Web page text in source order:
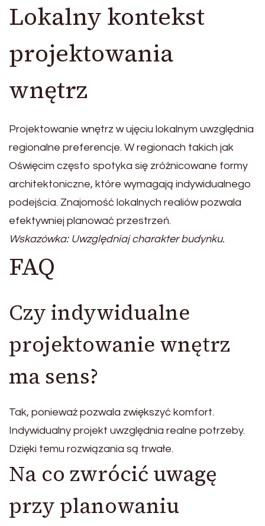
Lokalny kontekst
projektowania
wnętrz
Projektowanie wnętrz w ujęciu lokalnym uwzględnia
regionalne preferencje. W regionach takich jak
Oświęcim często spotyka się zróżnicowane formy
architektoniczne, które wymagają indywidualnego
podejścia. Znajomość lokalnych realiów pozwala
efektywniej planować przestrzeń.
Wskazówka: Uwzględniaj charakter budynku.
FAQ
Czy indywidualne
projektowanie wnętrz
ma sens?
Tak, ponieważ pozwala zwiększyć komfort.
Indywidualny projekt uwzględnia realne potrzeby.
Dzięki temu rozwiązania są trwałe.
Na co zwrócić uwagę
przy planowaniu